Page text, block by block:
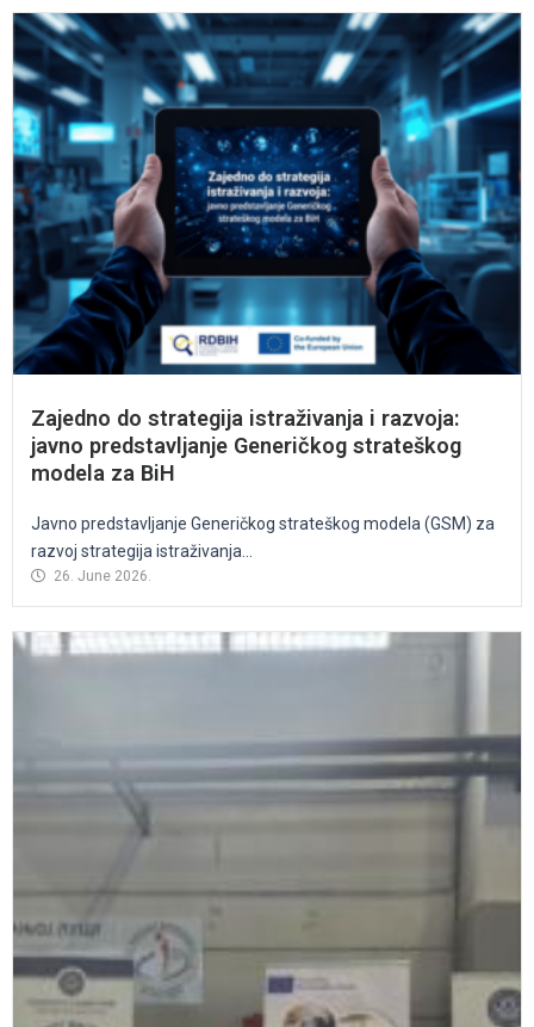
Zajedno do strategija istraživanja i razvoja:
javno predstavljanje Generičkog strateškog
modela za BiH
Javno predstavljanje Generičkog strateškog modela (GSM) za
razvoj strategija istraživanja...
26. June 2026.